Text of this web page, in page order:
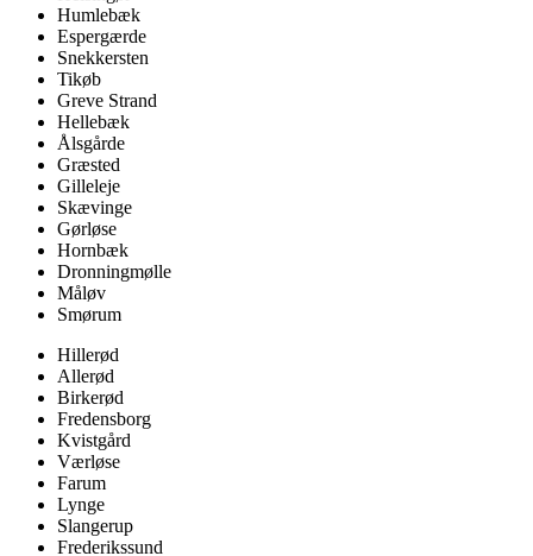
Humlebæk
Espergærde
Snekkersten
Tikøb
Greve Strand
Hellebæk
Ålsgårde
Græsted
Gilleleje
Skævinge
Gørløse
Hornbæk
Dronningmølle
Måløv
Smørum
Hillerød
Allerød
Birkerød
Fredensborg
Kvistgård
Værløse
Farum
Lynge
Slangerup
Frederikssund